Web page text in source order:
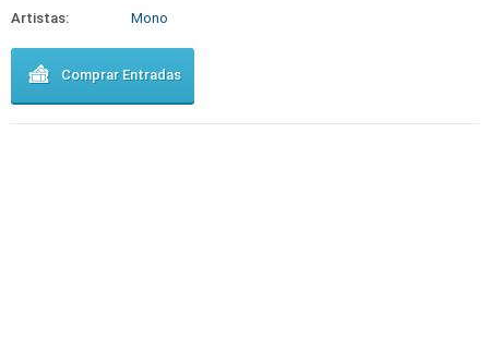
Artistas: Mono
Comprar Entradas